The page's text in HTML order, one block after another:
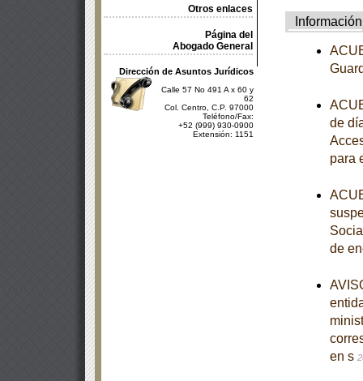
Otros enlaces
Página del
Abogado General
Dirección de Asuntos Jurídicos
Calle 57 No 491 A x 60 y
62
Col. Centro, C.P. 97000
Teléfono/Fax:
+52 (999) 930-0900
Extensión: 1151
Información
de
para
de
en s